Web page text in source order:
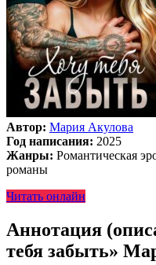
Автор: Мария Акулова
Год написания: 2025
Жанры: Романтическая
романы
Читать онлайн
Аннотация
тебя забыть»